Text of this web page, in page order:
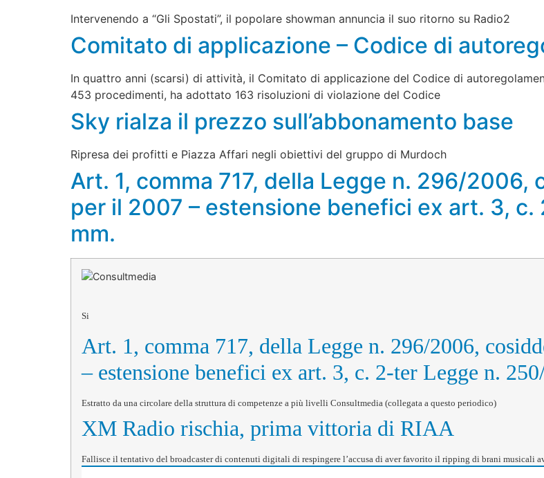
Intervenendo a “Gli Spostati”, il popolare showman annuncia il suo ritorno su Radio2
Comitato di applicazione – Codice di
In quattro anni (scarsi) di attività, il Comitato di applicazione del Codice di
453 procedimenti, ha adottato 163 risoluzioni di violazione del Codice
Sky rialza il prezzo sull’abbonamento base
Ripresa dei profitti e Piazza Affari negli obiettivi del gruppo di Murdoch
Art. 1, comma 717, della Legge n. 296/
per il 2007 – estensione benefici ex art. 3,
mm.
Si
Art. 1, comma 717, della Legge n. 296/2006,
– estensione benefici ex art. 3, c. 2-ter Legge n.
Estratto da una circolare della struttura di competenze a più livelli Consultmedia (collegata a questo periodico)
XM Radio rischia, prima vittoria di RIAA
Fallisce il tentativo del broadcaster di contenuti digitali di respingere l’accusa di aver favorito il ripping di brani musicali